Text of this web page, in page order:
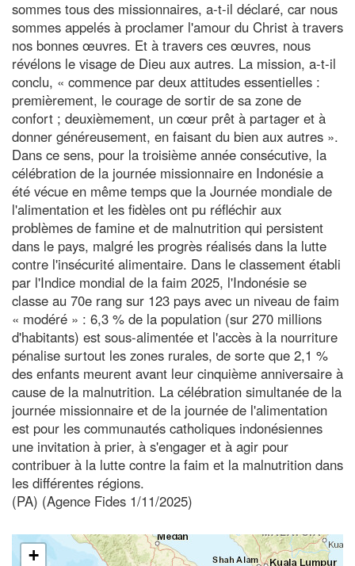
sommes tous des missionnaires, a-t-il déclaré, car nous
sommes appelés à proclamer l'amour du Christ à travers
nos bonnes œuvres. Et à travers ces œuvres, nous
révélons le visage de Dieu aux autres. La mission, a-t-il
conclu, « commence par deux attitudes essentielles :
premièrement, le courage de sortir de sa zone de
confort ; deuxièmement, un cœur prêt à partager et à
donner généreusement, en faisant du bien aux autres ».
Dans ce sens, pour la troisième année consécutive, la
célébration de la journée missionnaire en Indonésie a
été vécue en même temps que la Journée mondiale de
l'alimentation et les fidèles ont pu réfléchir aux
problèmes de famine et de malnutrition qui persistent
dans le pays, malgré les progrès réalisés dans la lutte
contre l'insécurité alimentaire. Dans le classement établi
par l'Indice mondial de la faim 2025, l'Indonésie se
classe au 70e rang sur 123 pays avec un niveau de faim
« modéré » : 6,3 % de la population (sur 270 millions
d'habitants) est sous-alimentée et l'accès à la nourriture
pénalise surtout les zones rurales, de sorte que 2,1 %
des enfants meurent avant leur cinquième anniversaire à
cause de la malnutrition. La célébration simultanée de la
journée missionnaire et de la journée de l'alimentation
est pour les communautés catholiques indonésiennes
une invitation à prier, à s'engager et à agir pour
contribuer à la lutte contre la faim et la malnutrition dans
les différentes régions.
(PA) (Agence Fides 1/11/2025)
+